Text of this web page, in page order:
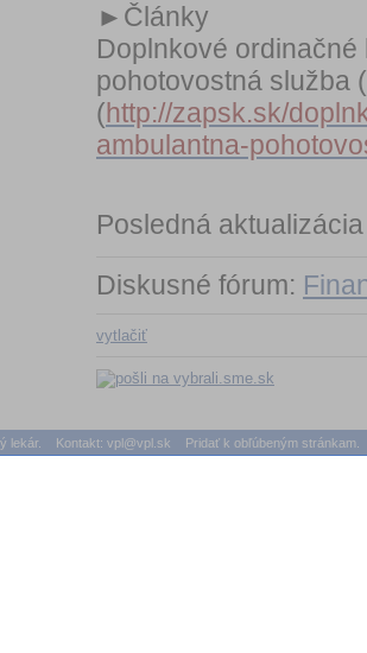
► Články
Doplnkové
pohotovostná služba
(http://zapsk.sk/
ambulantna-
Posledná
Diskusné fórum:
vytlačiť
lekár. Kontakt: vpl@vpl.sk Pridať k obľúbeným stránkam.